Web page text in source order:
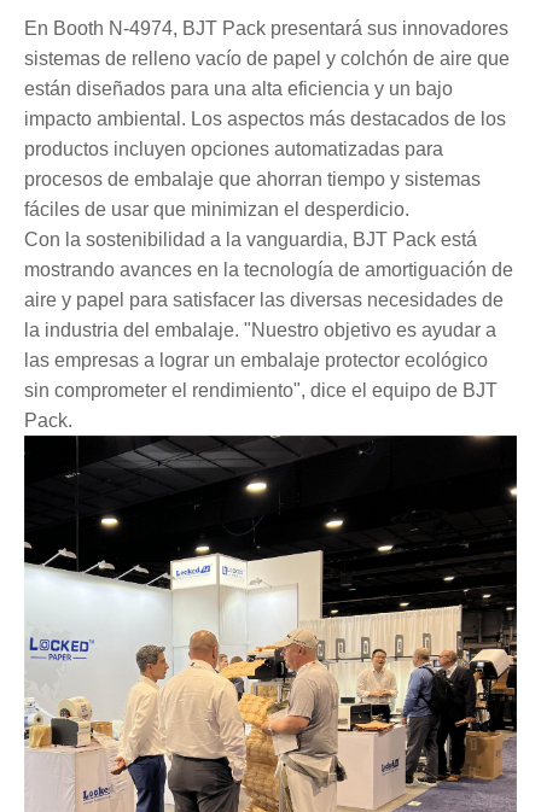
En Booth N-4974, BJT Pack presentará sus innovadores
sistemas de relleno vacío de papel y colchón de aire que
están diseñados para una alta eficiencia y un bajo
impacto ambiental. Los aspectos más destacados de los
productos incluyen opciones automatizadas para
procesos de embalaje que ahorran tiempo y sistemas
fáciles de usar que minimizan el desperdicio.
Con la sostenibilidad a la vanguardia, BJT Pack está
mostrando avances en la tecnología de amortiguación de
aire y papel para satisfacer las diversas necesidades de
la industria del embalaje. "Nuestro objetivo es ayudar a
las empresas a lograr un embalaje protector ecológico
sin comprometer el rendimiento", dice el equipo de BJT
Pack.